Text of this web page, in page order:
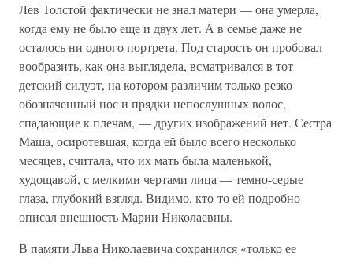
Лев Толстой фактически не знал матери — она умерла,
когда ему не было еще и двух лет. А в семье даже не
осталось ни одного портрета. Под старость он пробовал
вообразить, как она выглядела, всматривался в тот
детский силуэт, на котором различим только резко
обозначенный нос и прядки непослушных волос,
спадающие к плечам, — других изображений нет. Сестра
Маша, осиротевшая, когда ей было всего несколько
месяцев, считала, что их мать была маленькой,
худощавой, с мелкими чертами лица — темно-серые
глаза, глубокий взгляд. Видимо, кто-то ей подробно
описал внешность Марии Николаевны.
В памяти Льва Николаевича сохранился «только ее